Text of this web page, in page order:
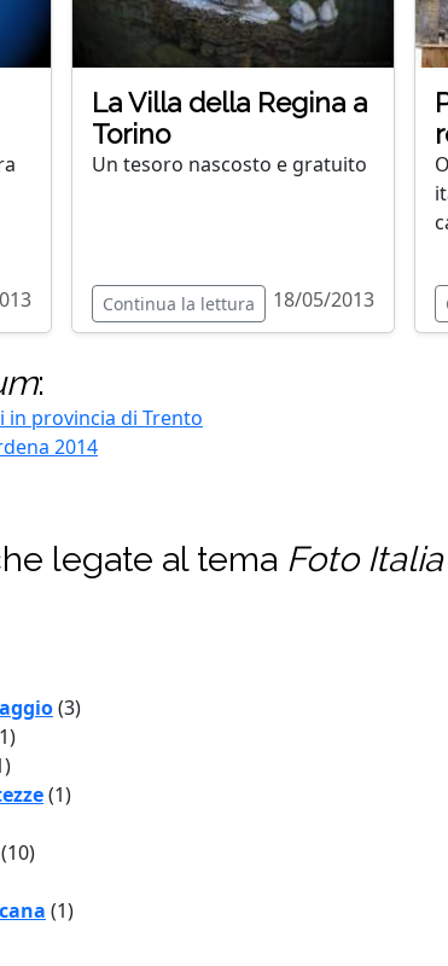
La Villa della Regina a
Torino
Un tesoro nascosto e gratuito
Continua la lettura 18/05/2013
:
in provincia di Trento
2014
legate al tema Foto Italia
(3)
(1)
(10)
(1)